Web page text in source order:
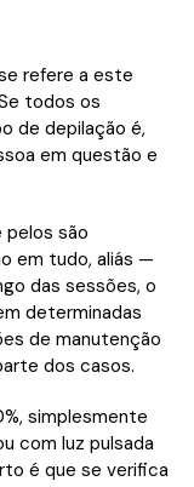
refere a este
todos os
de depilação é,
em questão e
são
em tudo, aliás —
das sessões, o
determinadas
de manutenção
dos casos.
simplesmente
com luz pulsada
é que se verifica